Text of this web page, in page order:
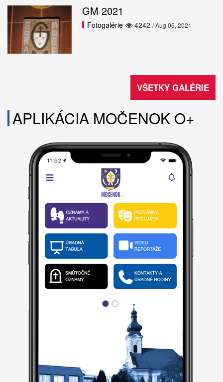
GM 2021
4242
Fotogalérie / Aug 06, 2021
VŠETKY GALÉRIE
APLIKÁCIA MOČENOK O+